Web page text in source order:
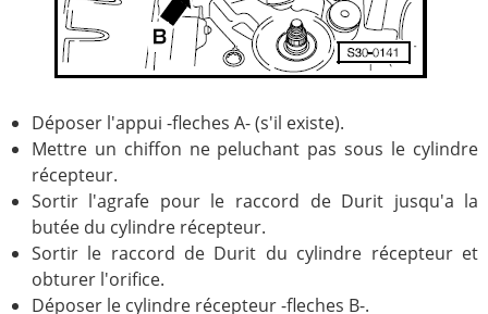
Déposer l'appui -fleches A- (s'il existe).
Mettre un chiffon ne peluchant pas sous le cylindre
récepteur.
Sortir l'agrafe pour le raccord de Durit jusqu'a la
butée du cylindre récepteur.
Sortir le raccord de Durit du cylindre récepteur et
obturer l'orifice.
Déposer le cylindre récepteur -fleches B-.